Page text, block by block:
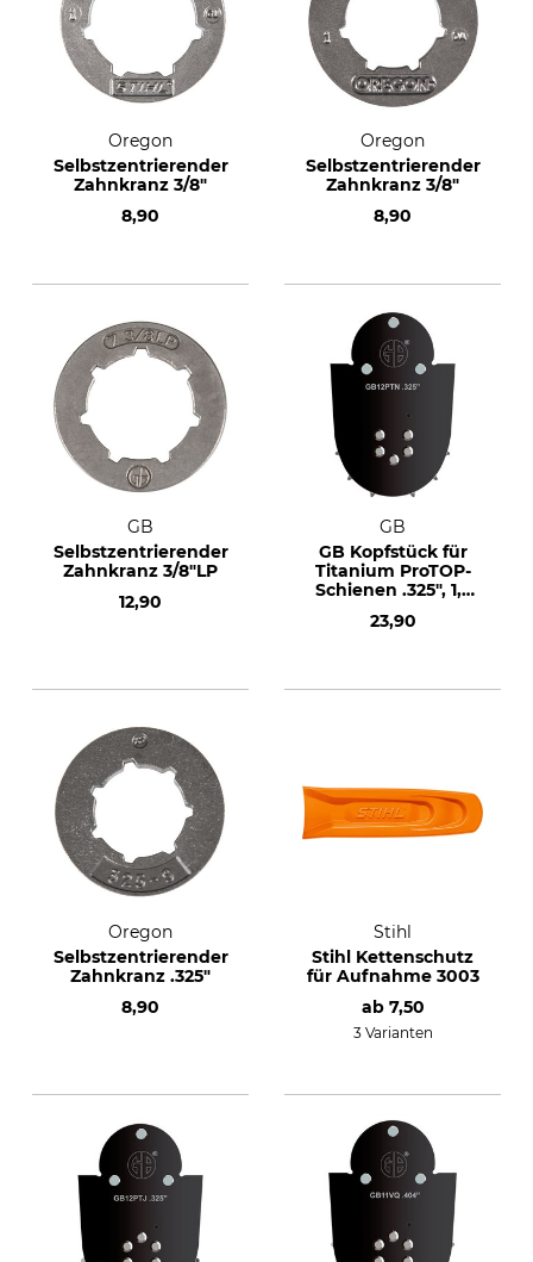
Oregon
Selbstzentrierender
Zahnkranz 3/8"
8,90
Oregon
Selbstzentrierender
Zahnkranz 3/8"
8,90
GB
Selbstzentrierender
Zahnkranz 3/8"LP
12,90
GB
GB Kopfstück für
Titanium ProTOP-
Schienen .325", 1,3
23,90
Oregon
Selbstzentrierender
Zahnkranz .325"
8,90
Stihl
Stihl Kettenschutz
für Aufnahme 3003
ab 7,50
3 Varianten